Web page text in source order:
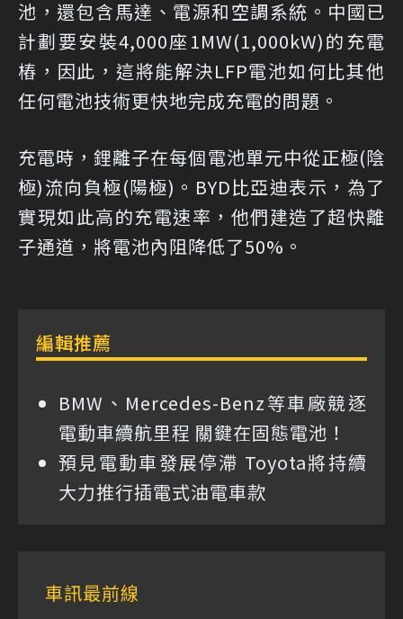
池，還包含馬達、電源和空調系統。中國已
計劃要安裝4,000座1MW(1,000kW)的充電
樁，因此，這將能解決LFP電池如何比其他
任何電池技術更快地完成充電的問題。
充電時，鋰離子在每個電池單元中從正極(陰
極)流向負極(陽極)。BYD比亞迪表示，為了
實現如此高的充電速率，他們建造了超快離
子通道，將電池內阻降低了50%。
編輯推薦
BMW、Mercedes-Benz等車廠競逐
電動車續航里程 關鍵在固態電池！
預見電動車發展停滯 Toyota將持續
大力推行插電式油電車款
車訊最前線